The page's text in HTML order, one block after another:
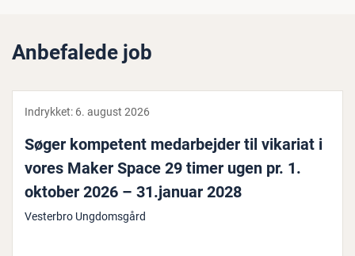
Anbefalede job
Indrykket: 6. august 2026
Søger kompetent me­d­ar­bej­der til vikariat i
vores Maker Space 29 timer ugen pr. 1.
oktober 2026 – 31.januar 2028
Vesterbro Ungdomsgård